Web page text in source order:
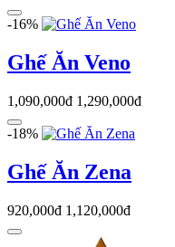
-16%
Ghế Ăn Veno
1,090,000đ 1,290,000đ
-18%
Ghế Ăn Zena
920,000đ 1,120,000đ